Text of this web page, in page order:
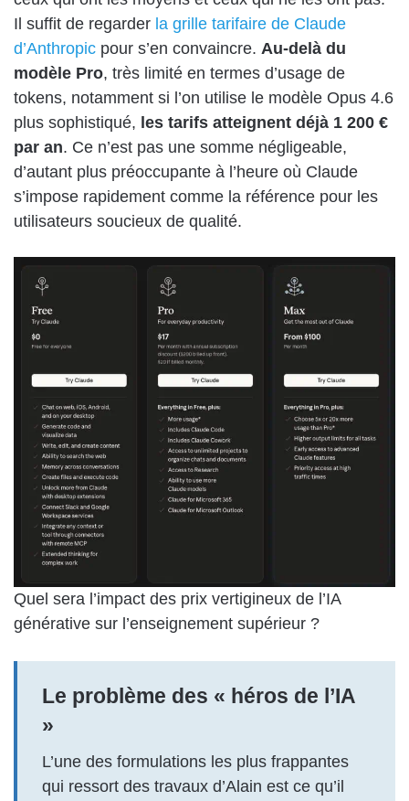
Il suffit de regarder la grille tarifaire de Claude
d’Anthropic pour s’en convaincre. Au-delà du
modèle Pro, très limité en termes d’usage de
tokens, notamment si l’on utilise le modèle Opus 4.6
plus sophistiqué, les tarifs atteignent déjà 1 200 €
par an. Ce n’est pas une somme négligeable,
d’autant plus préoccupante à l’heure où Claude
s’impose rapidement comme la référence pour les
utilisateurs soucieux de qualité.
Quel sera l’impact des prix vertigineux de l’IA
générative sur l’enseignement supérieur ?
Le problème des « héros de l’IA
»
L’une des formulations les plus frappantes
qui ressort des travaux d’Alain est ce qu’il